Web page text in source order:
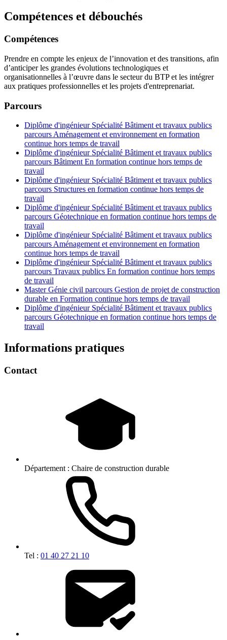
Compétences et débouchés
Compétences
Prendre en compte les enjeux de l’innovation et des transitions, afin
d’anticiper les grandes évolutions technologiques et
organisationnelles à l’œuvre dans le secteur du BTP et les intégrer
aux pratiques professionnelles et les projets d'entreprenariat.
Parcours
Diplôme d'ingénieur Spécialité Bâtiment et travaux publics
parcours Aménagement et environnement en formation
continue hors temps de travail
Diplôme d'ingénieur Spécialité Bâtiment et travaux publics
parcours Bâtiment En formation continue hors temps de
travail
Diplôme d'ingénieur Spécialité Bâtiment et travaux publics
parcours Structures en formation continue hors temps de
travail
Diplôme d'ingénieur Spécialité Bâtiment et travaux publics
parcours Géotechnique en formation continue hors temps de
travail
Diplôme d'ingénieur Spécialité Bâtiment et travaux publics
parcours Aménagement et environnement en formation
continue hors temps de travail
Diplôme d'ingénieur Spécialité Bâtiment et travaux publics
parcours Travaux publics En formation continue hors temps
de travail
Master Génie civil parcours Gestion de projet de construction
durable en Formation continue hors temps de travail
Diplôme d'ingénieur Spécialité Bâtiment et travaux publics
parcours Géotechnique en formation continue hors temps de
travail
Informations pratiques
Contact
Département : Chaire de construction durable
Tel : 01 40 27 21 10